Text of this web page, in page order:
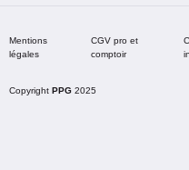
Mentions
légales
CGV pro et
comptoir
Copyright PPG 2025